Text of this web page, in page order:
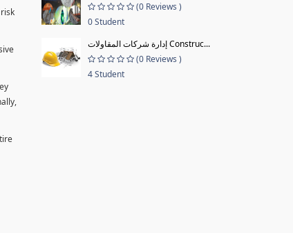
(0 Reviews )
0 Student
إدارة شركات المقاولات Construc...
(0 Reviews )
4 Student